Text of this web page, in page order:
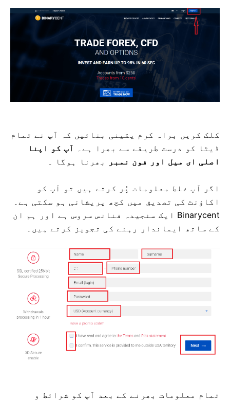
کلک کریں براہ کرم یقینی بنائیں کہ آپ نے تمام
ڈیٹا کو درست طریقے سے بھرا ہے۔ آپ کو اپنا
اصلی ای میل اور فون نمبر
بھرنا ہوگا ۔
اگر آپ غلط معلومات پُر کرتے ہیں تو آپ کو
اکاؤنٹ کی تصدیق میں کچھ پریشانی ہو سکتی ہے۔
Binarycent ایک سنجیدہ فنانس سروس ہے اور ہم ان
کے ساتھ ایماندار رہنے کی تجویز کرتے ہیں۔
تمام معلومات بھرنے کے بعد آپ کو شرائط و